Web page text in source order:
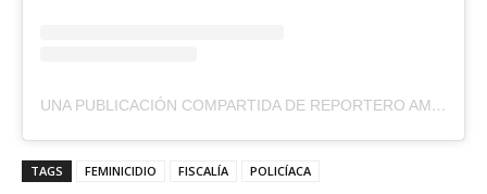
UNA PUBLICACIÓN COMPARTIDA DE REPORTERO AMBULANTE (@REPORTEROAMBULANTE)
TAGS FEMINICIDIO FISCALÍA POLICÍACA